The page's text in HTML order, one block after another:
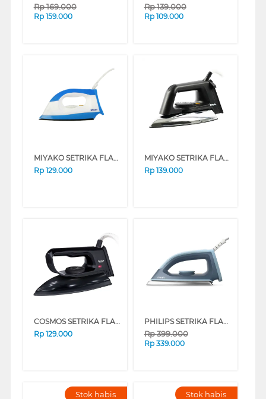
Rp169.000
Rp 159.000
Rp139.000
Rp 109.000
MIYAKO SETRIKA FLAT IRON EI-1000MBL
Rp 129.000
MIYAKO SETRIKA FLAT IRON EI-2000B
Rp 139.000
COSMOS SETRIKA FLATIRON CI-3120N
Rp 129.000
PHILIPS SETRIKA FLAT IRON HD1175 SERIES
Rp399.000
Rp 339.000
Stok habis Stok habis